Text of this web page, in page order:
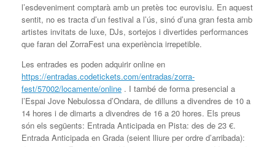
l’esdeveniment comptarà amb un pretès toc eurovisiu. En aquest
sentit, no es tracta d’un festival a l’ús, sinó d’una gran festa amb
artistes invitats de luxe, DJs, sortejos i divertides performances
que faran del ZorraFest una experiència irrepetible.
Les entrades es poden adquirir online en
https://entradas.codetickets.com/entradas/zorra-
fest/57002/locamente/online . I també de forma presencial a
l’Espai Jove Nebulossa d’Ondara, de dilluns a divendres de 10 a
14 hores i de dimarts a divendres de 16 a 20 hores. Els preus
són els següents: Entrada Anticipada en Pista: des de 23 €.
Entrada Anticipada en Grada (seient lliure per ordre d’arribada):